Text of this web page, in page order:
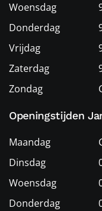
Woensdag
Donderdag
Vrijdag
Zaterdag
Zondag
Openingstijden
Maandag
Dinsdag
Woensdag
Donderdag